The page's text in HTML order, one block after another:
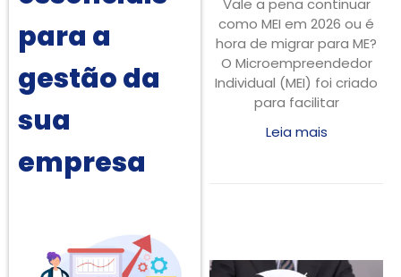
para a
gestão da
sua
empresa
como MEI em 2026 ou é
hora de migrar para ME?
O Microempreendedor
Individual (MEI) foi criado
para facilitar
Leia mais